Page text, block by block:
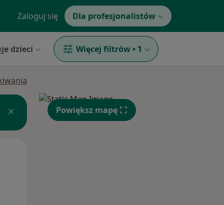
Zaloguj się Dla profesjonalistów
dzieci Więcej filtrów • 1
Powiększ mapę